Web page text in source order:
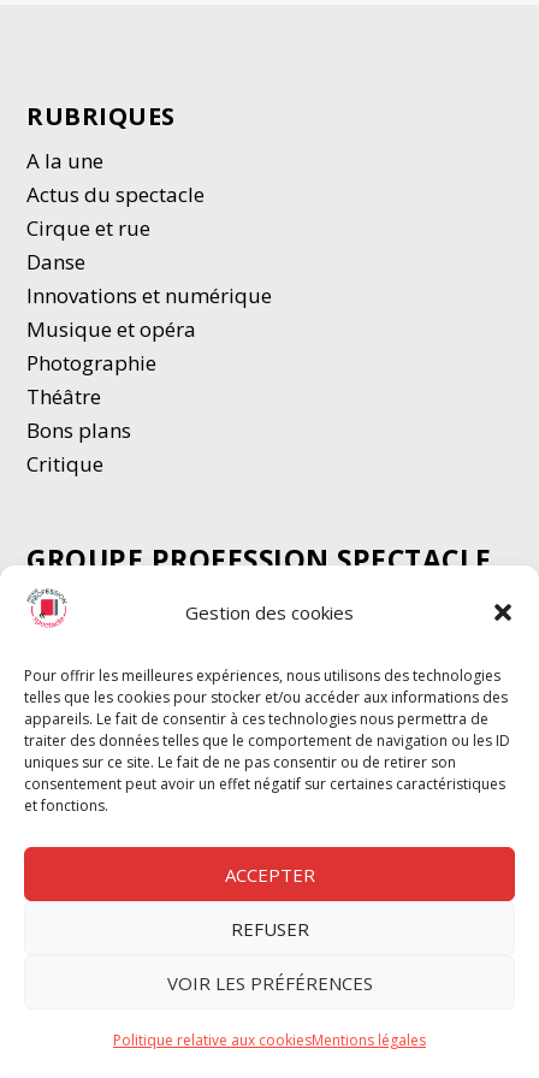
Gestion des cookies
Pour offrir les meilleures expériences, nous utilisons des technologies
telles que les cookies pour stocker et/ou accéder aux informations des
appareils. Le fait de consentir à ces technologies nous permettra de
traiter des données telles que le comportement de navigation ou les ID
uniques sur ce site. Le fait de ne pas consentir ou de retirer son
consentement peut avoir un effet négatif sur certaines caractéristiques
et fonctions.
ACCEPTER
REFUSER
VOIR LES PRÉFÉRENCES
Politique relative aux cookiesMentions légales
RUBRIQUES
A la une
Actus du spectacle
Cirque et rue
Danse
Innovations et numérique
Musique et opéra
Photographie
Théâtre
Bons plans
Critique
GROUPE PROFESSION SPECTACLE
Chèque Intermittents
Chèque Compta
Chèque Emploi Spectacle
G-Pods
Profession Audio-visuel
Le Cahier Pro
Suivre Suivre
Nous contacter